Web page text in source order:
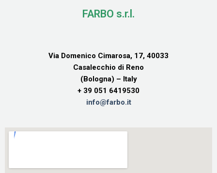
FARBO s.r.l.
Via Domenico Cimarosa, 17, 40033
Casalecchio di Reno
(Bologna) – Italy
+ 39 051 6419530
info@farbo.it